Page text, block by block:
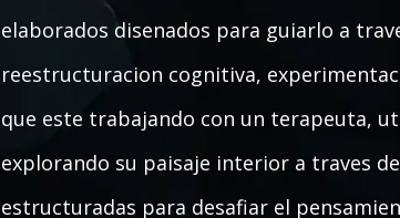
elaborados disenados para guiarlo a
reestructuracion cognitiva,
que este trabajando con un terapeuta,
explorando su paisaje interior a traves
estructuradas para desafiar el